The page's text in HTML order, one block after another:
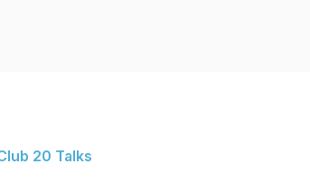
20 Talks